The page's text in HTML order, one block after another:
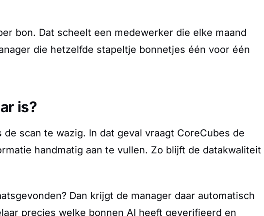
bon. Dat scheelt een medewerker die elke maand
die hetzelfde stapeltje bonnetjes één voor één
is?
scan te wazig. In dat geval vraagt CoreCubes de
handmatig aan te vullen. Zo blijft de datakwaliteit
Dan krijgt de manager daar automatisch
precies welke bonnen AI heeft geverifieerd en